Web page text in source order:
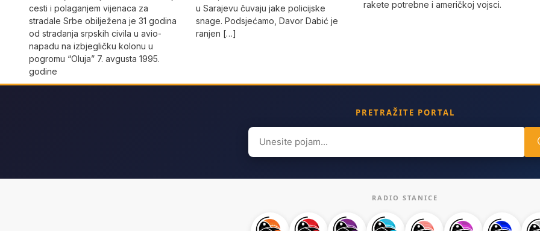
cesti i polaganjem vijenaca za
stradale Srbe obilježena je 31 godina
od stradanja srpskih civila u avio-
napadu na izbjegličku kolonu u
pogromu “Oluja” 7. avgusta 1995.
godine
u Sarajevu čuvaju jake policijske
snage. Podsjećamo, Davor Dabić je
ranjen […]
rakete potrebne i američkoj vojsci.
PRETRAŽITE PORTAL
Search
for:
RADIO STANICE